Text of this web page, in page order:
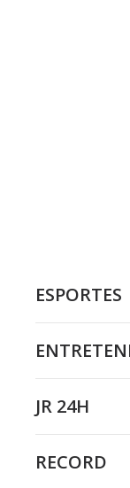
ESPORTES
JR 24H
RECORD